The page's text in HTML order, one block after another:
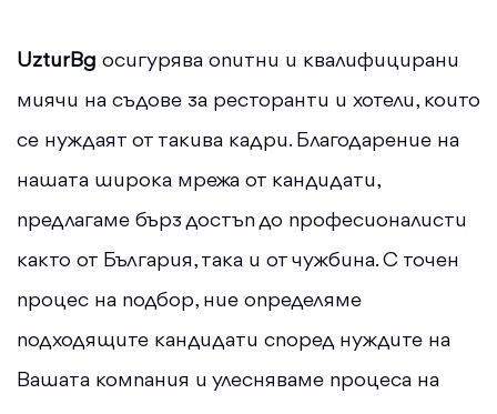
UzturBg осигурява опитни и квалифицирани
миячи на съдове за ресторанти и хотели, които
се нуждаят от такива кадри. Благодарение на
нашата широка мрежа от кандидати,
предлагаме бърз достъп до професионалисти
както от България, така и от чужбина. С точен
процес на подбор, ние определяме
подходящите кандидати според нуждите на
Вашата компания и улесняваме процеса на